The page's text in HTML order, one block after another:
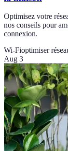
Optimisez votre
nos conseils pour
connexion.
Wi-Fioptimiser
Aug 3